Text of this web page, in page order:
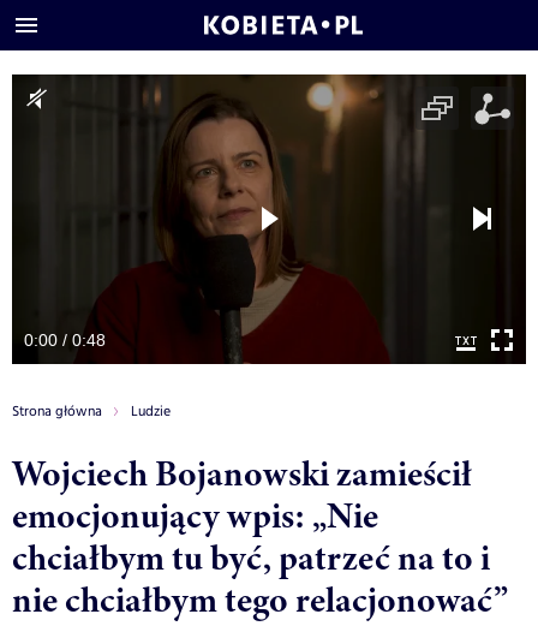
0:00 / 0:48
Strona główna Ludzie
Wojciech Bojanowski zamieścił
emocjonujący wpis: „Nie
chciałbym tu być, patrzeć na to i
nie chciałbym tego relacjonować”